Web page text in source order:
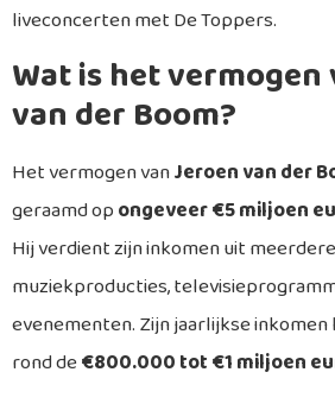
liveconcerten met De Toppers.
Wat is het vermogen
van der Boom?
Het vermogen vanJeroen van der
geraamd opongeveer €5 miljoen
Hij verdient zijn inkomen uit
muziekproducties,
evenementen. Zijn jaarlijkse
rond de€800.000 tot €1 miljoen